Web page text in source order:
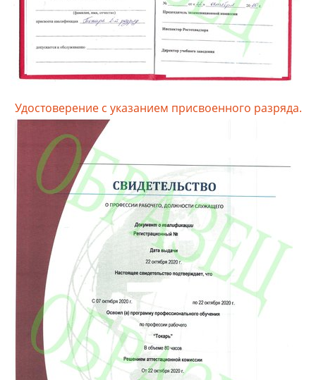
Удостоверение с указанием присвоенного разряда.